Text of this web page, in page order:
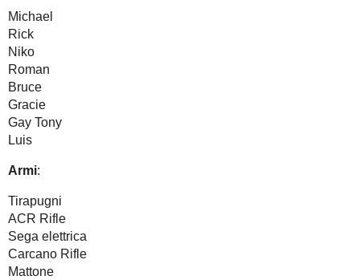
Michael
Rick
Niko
Roman
Bruce
Gracie
Gay Tony
Luis
Armi:
Tirapugni
ACR Rifle
Sega elettrica
Carcano Rifle
Mattone